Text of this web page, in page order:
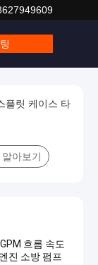
플릿 케이스 타
알아보기
흐름 속도
진 소방 펌프